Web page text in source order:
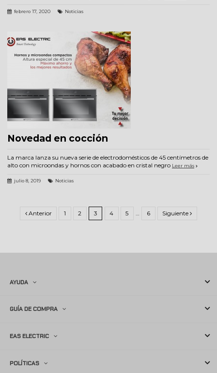
febrero 17, 2020 Noticias
Novedad en cocción
La marca lanza su nueva serie de electrodomésticos de 45 centímetros de
alto con microondas y hornos con acabado en cristal negro Leer más
julio 8, 2019 Noticias
Anterior 1 2 3 4 5 6 Siguiente
AYUDA
GUÍA DE COMPRA
EAS ELECTRIC
POLÍTICAS